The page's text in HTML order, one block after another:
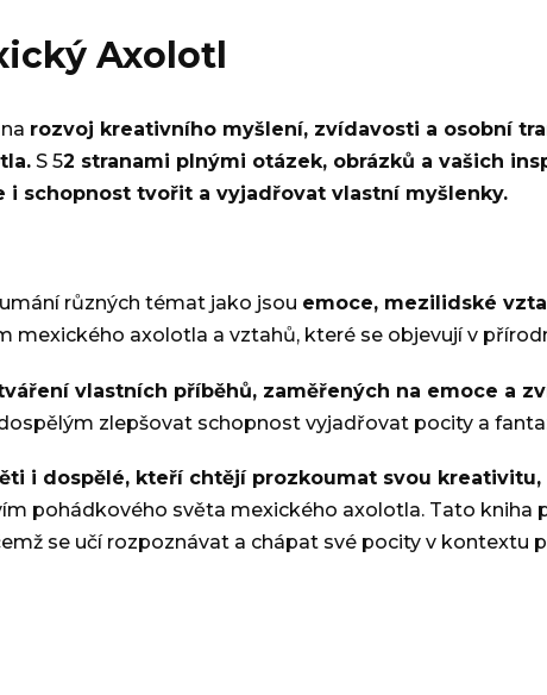
Axolotl
rozvoj kreativního myšlení, zvídavosti a osobní
S 52 stranami plnými otázek, obrázků a vašich
i schopnost tvořit a vyjadřovat vlastní myšlenky.
různých témat jako jsou emoce, mezilidské
mexického axolotla a vztahů, které se objevují v
vlastních příběhů, zaměřených na emoce a
zlepšovat schopnost vyjadřovat pocity a
i dospělé, kteří chtějí prozkoumat svou
pohádkového světa mexického axolotla. Tato kniha
se učí rozpoznávat a chápat své pocity v kontextu